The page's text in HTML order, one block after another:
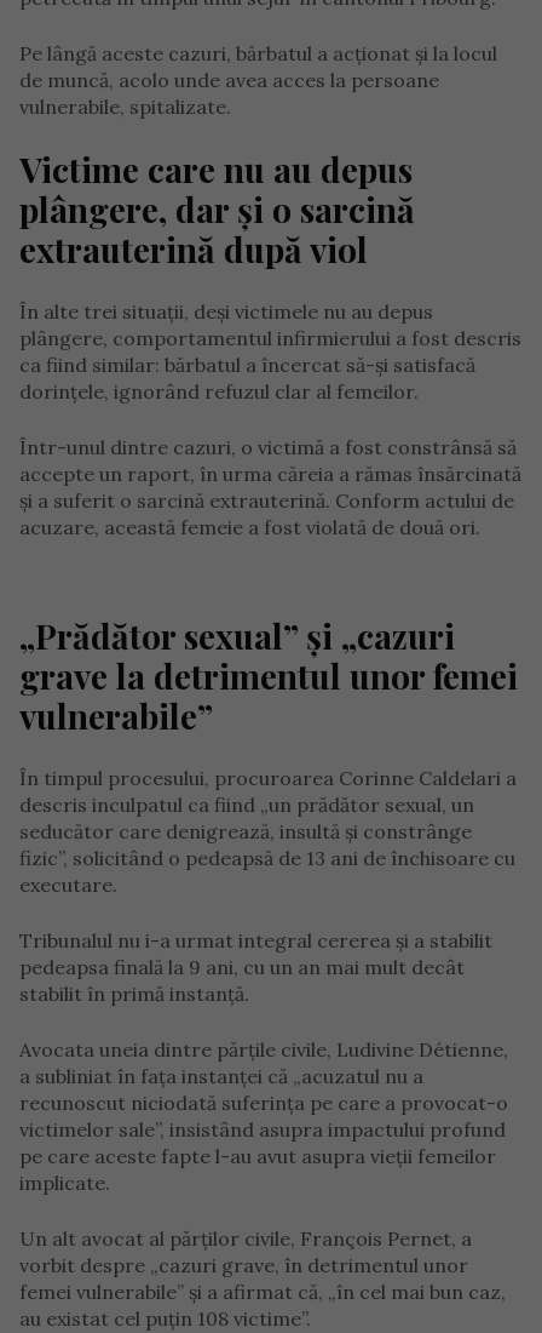
Pe lângă aceste cazuri, bărbatul a acționat și la locul
de muncă, acolo unde avea acces la persoane
vulnerabile, spitalizate.
Victime care nu au depus
plângere, dar și o sarcină
extrauterină după viol
În alte trei situații, deși victimele nu au depus
plângere, comportamentul infirmierului a fost descris
ca fiind similar: bărbatul a încercat să-și satisfacă
dorințele, ignorând refuzul clar al femeilor.
Într-unul dintre cazuri, o victimă a fost constrânsă să
accepte un raport, în urma căreia a rămas însărcinată
și a suferit o sarcină extrauterină. Conform actului de
acuzare, această femeie a fost violată de două ori.
„Prădător sexual” și „cazuri
grave la detrimentul unor femei
vulnerabile”
În timpul procesului, procuroarea Corinne Caldelari a
descris inculpatul ca fiind „un prădător sexual, un
seducător care denigrează, insultă și constrânge
fizic”, solicitând o pedeapsă de 13 ani de închisoare cu
executare.
Tribunalul nu i-a urmat integral cererea și a stabilit
pedeapsa finală la 9 ani, cu un an mai mult decât
stabilit în primă instanță.
Avocata uneia dintre părțile civile, Ludivine Détienne,
a subliniat în fața instanței că „acuzatul nu a
recunoscut niciodată suferința pe care a provocat-o
victimelor sale”, insistând asupra impactului profund
pe care aceste fapte l-au avut asupra vieții femeilor
implicate.
Un alt avocat al părților civile, François Pernet, a
vorbit despre „cazuri grave, în detrimentul unor
femei vulnerabile” și a afirmat că, „în cel mai bun caz,
au existat cel puțin 108 victime”.